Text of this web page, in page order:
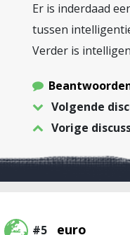
Er is inderdaad
tussen
Verder is
Volgende
Vorige
#5 euro